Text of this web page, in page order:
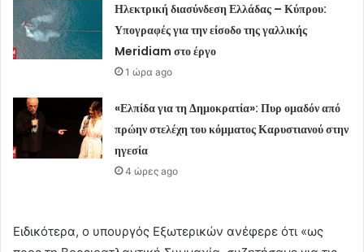
Ηλεκτρική διασύνδεση Ελλάδας – Κύπρου:
Υπογραφές για την είσοδο της γαλλικής
Meridiam στο έργο
1 ώρα ago
«Ελπίδα για τη Δημοκρατία»: Πυρ ομαδόν από
πρώην στελέχη του κόμματος Καρυστιανού στην
ηγεσία
4 ώρες ago
Ειδικότερα, ο υπουργός Εξωτερικών ανέφερε ότι «ως